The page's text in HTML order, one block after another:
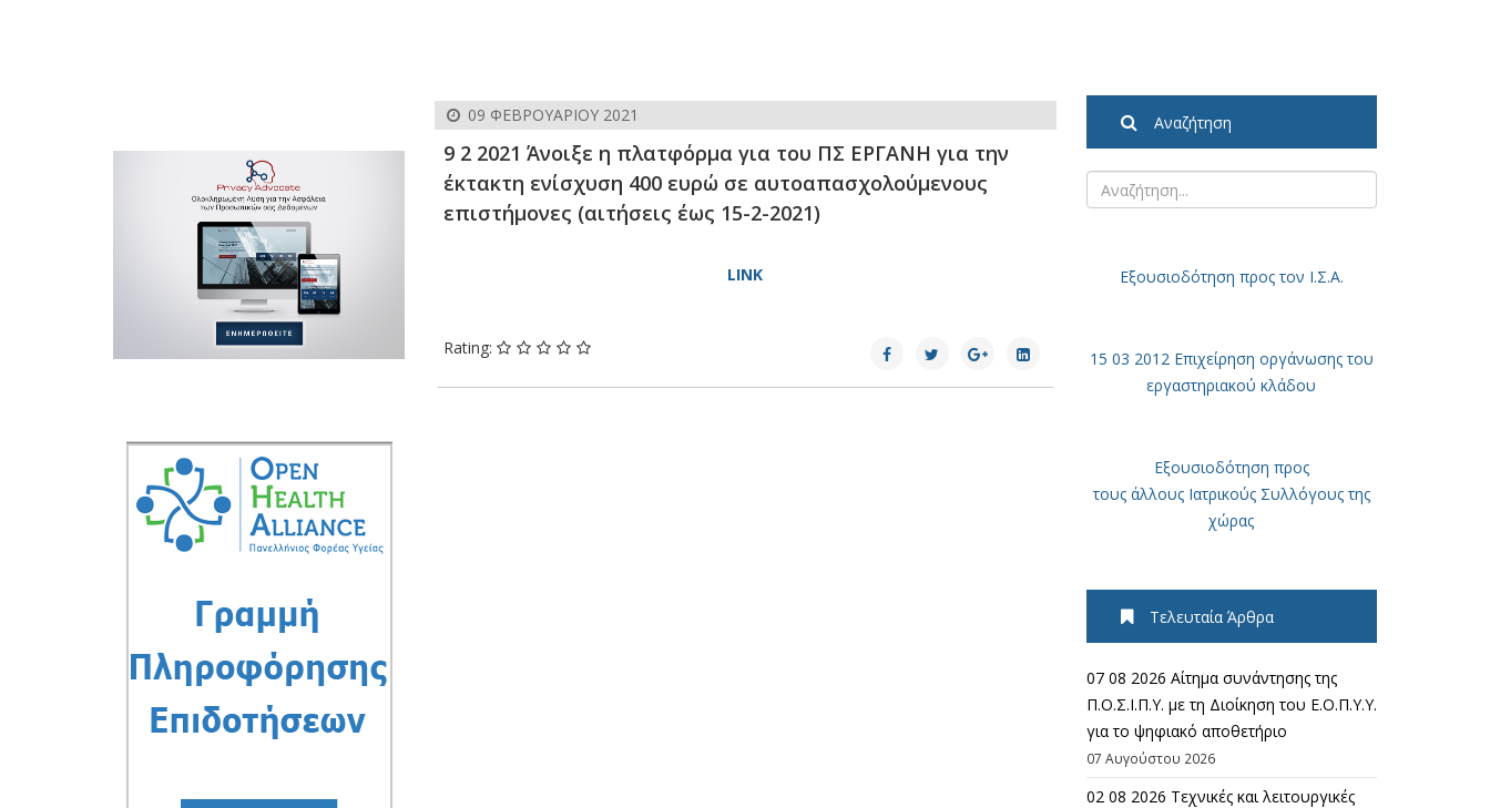
09 ΦΕΒΡΟΥΑΡΊΟΥ 2021
9 2 2021 Άνοιξε η πλατφόρμα για του ΠΣ ΕΡΓΑΝΗ για την
έκτακτη ενίσχυση 400 ευρώ σε αυτοαπασχολούμενους
επιστήμονες (αιτήσεις έως 15-2-2021)
LINK
Rating:
Αναζήτηση
Εξουσιοδότηση προς τον Ι.Σ.Α.
15 03 2012 Επιχείρηση οργάνωσης του
εργαστηριακού κλάδου
Εξουσιοδότηση προς
τους άλλους Ιατρικούς Συλλόγους της
χώρας
Τελευταία Άρθρα
07 08 2026 Αίτημα συνάντησης της
Π.Ο.Σ.Ι.Π.Υ. με τη Διοίκηση του Ε.Ο.Π.Υ.Υ.
για το ψηφιακό αποθετήριο
07 Αυγούστου 2026
02 08 2026 Τεχνικές και λειτουργικές